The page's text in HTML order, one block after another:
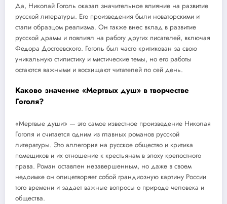
Да, Николай Гоголь оказал значительное влияние на развитие
русской литературы. Его произведения были новаторскими и
стали образцом реализма. Он также внес вклад в развитие
русской драмы и повлиял на работу других писателей, включая
Федора Достоевского. Гоголь был часто критикован за свою
уникальную стилистику и мистические темы, но его работы
остаются важными и восхищают читателей по сей день.
Каково значение «Мертвых душ» в творчестве
Гоголя?
«Мертвые души» — это самое известное произведение Николая
Гоголя и считается одним из главных романов русской
литературы. Это аллегория на русское общество и критика
помещиков и их отношение к крестьянам в эпоху крепостного
права. Роман оставлен незавершенным, но даже в своем
недоимке он олицетворяет собой грандиозную картину России
того времени и задает важные вопросы о природе человека и
общества.